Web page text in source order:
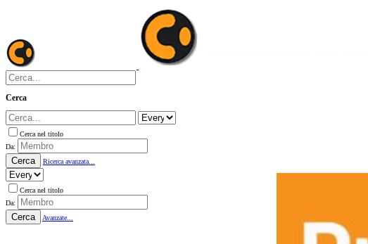
Cerca
Cerca nel titolo
Da:
Cerca Ricerca avanzata...
Cerca nel titolo
Da:
Cerca Avanzate...